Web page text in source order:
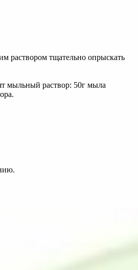
раствором тщательно опрыскать
мыльный раствор: 50г мыла